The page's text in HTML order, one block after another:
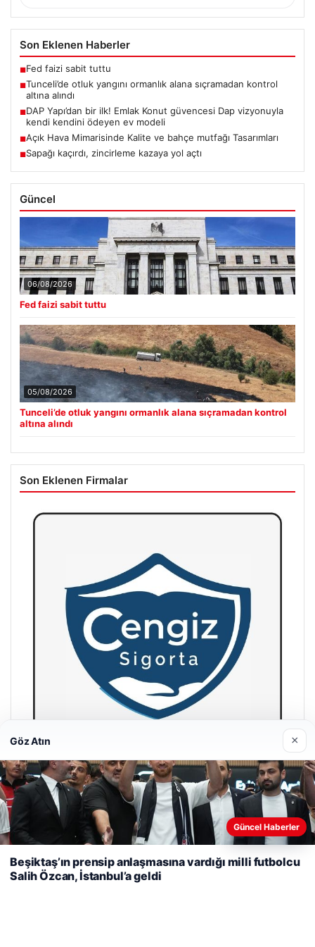
Son Eklenen Haberler
■Fed faizi sabit tuttu
■Tunceli’de otluk yangını ormanlık alana sıçramadan kontrol
altına alındı
■DAP Yapı’dan bir ilk! Emlak Konut güvencesi Dap vizyonuyla
kendi kendini ödeyen ev modeli
■Açık Hava Mimarisinde Kalite ve bahçe mutfağı Tasarımları
■Sapağı kaçırdı, zincirleme kazaya yol açtı
Güncel
06/08/2026
Fed faizi sabit tuttu
05/08/2026
Tunceli’de otluk yangını ormanlık alana sıçramadan kontrol
altına alındı
Son Eklenen Firmalar
Cengiz Sigorta
23/06/2026
Web sitemizi nasıl kullandığınızı daha iyi anlayabilmek,
deneyiminizi kişiselleştirmek ve geliştirmek amacıyla çerezler
kullanıyoruz.
Çerez Politikamız
Reddet Kabul Et
Göz Atın ×
Güncel Haberler
Beşiktaş’ın prensip anlaşmasına vardığı milli futbolcu
Salih Özcan, İstanbul’a geldi